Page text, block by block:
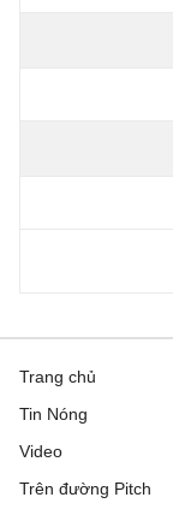
Trang chủ
Tin Nóng
Video
Trên đường Pitch